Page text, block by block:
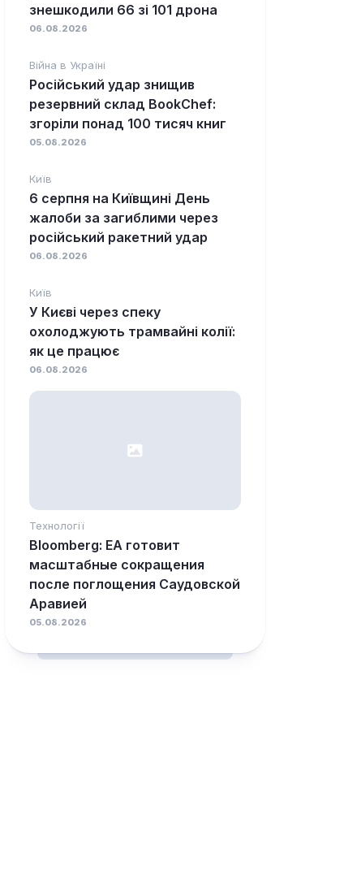
знешкодили 66 зі 101 дрона
06.08.2026
Війна в Україні
Російський удар знищив
резервний склад BookChef:
згоріли понад 100 тисяч книг
05.08.2026
Київ
6 серпня на Київщині День
жалоби за загиблими через
російський ракетний удар
06.08.2026
Київ
У Києві через спеку
охолоджують трамвайні колії:
як це працює
06.08.2026
Технології
Bloomberg: EA готовит
масштабные сокращения
после поглощения Саудовской
Аравией
05.08.2026